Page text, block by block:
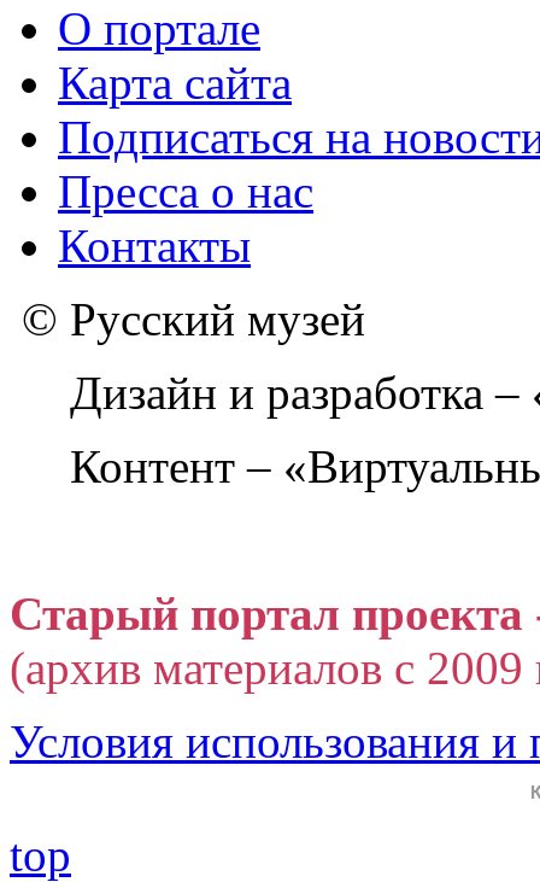
О портале
Карта сайта
Подписаться на
Пресса о нас
Контакты
© Русский музей
Дизайн и разработка
Контент –
Старый портал
(архив материалов с
Условия использования
top